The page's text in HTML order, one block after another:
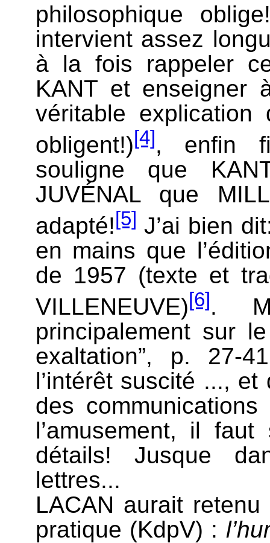
philosophique
intervient assez
à la fois rappeler
KANT et enseigner
véritable
obligent!)[4], enfin
souligne que
JUVÉNAL que
adapté![5] J’ai bien
en mains que
de 1957 (texte et
VILLENEUVE)[6] .
principalement sur
exaltation”, p. 27-
l’intérêt suscité ...,
des
l’amusement, il
détails! Jusque
lettres...
LACAN aurait
pratique (KdpV) :